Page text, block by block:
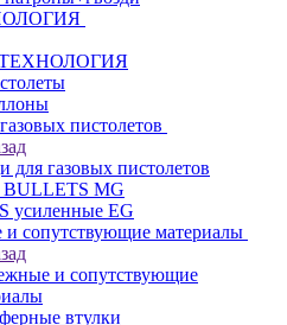
пистолетов
для газовых пистолетов
BULLETS MG
усиленные EG
сопутствующие материалы
и сопутствующие
втулки